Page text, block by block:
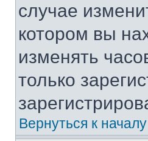
случае
котором вы
изменять
только
Вернуться к началу